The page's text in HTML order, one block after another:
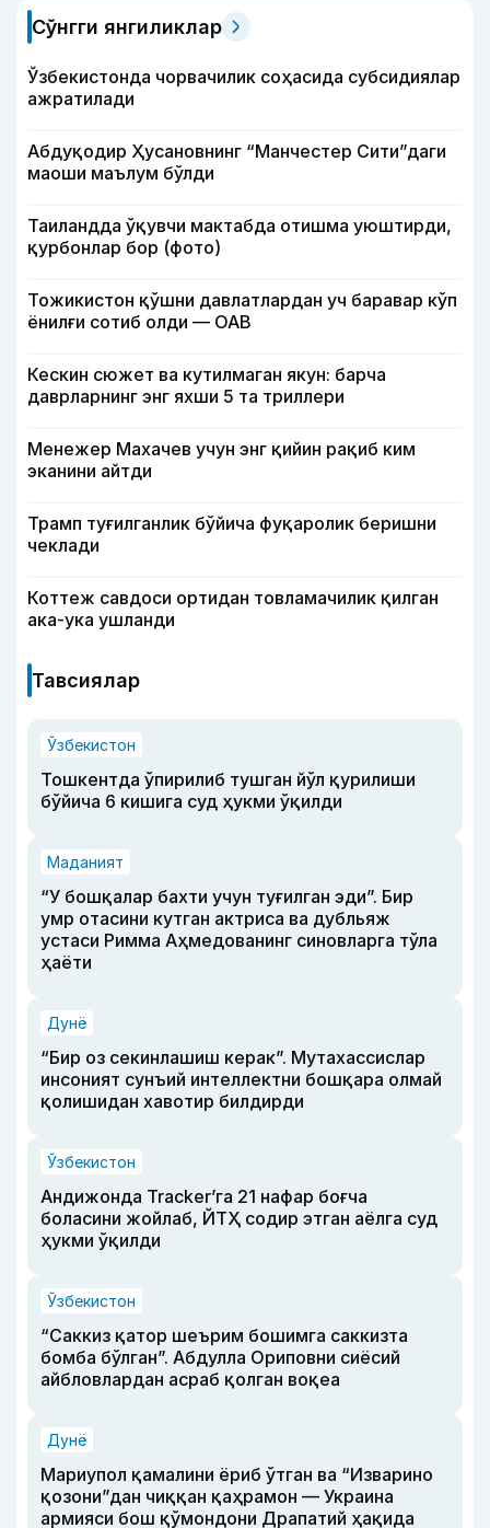
Сўнгги янгиликлар
Ўзбекистонда чорвачилик соҳасида субсидиялар
ажратилади
Абдуқодир Ҳусановнинг “Манчестер Сити”даги
маоши маълум бўлди
Таиландда ўқувчи мактабда отишма уюштирди,
қурбонлар бор (фото)
Тожикистон қўшни давлатлардан уч баравар кўп
ёнилғи сотиб олди — ОАВ
Кескин сюжет ва кутилмаган якун: барча
даврларнинг энг яхши 5 та триллери
Менежер Махачев учун энг қийин рақиб ким
эканини айтди
Трамп туғилганлик бўйича фуқаролик беришни
чеклади
Коттеж савдоси ортидан товламачилик қилган
ака-ука ушланди
Тавсиялар
Ўзбекистон
Тошкентда ўпирилиб тушган йўл қурилиши
бўйича 6 кишига суд ҳукми ўқилди
Маданият
“У бошқалар бахти учун туғилган эди”. Бир
умр отасини кутган актриса ва дубльяж
устаси Римма Аҳмедованинг синовларга тўла
ҳаёти
Дунё
“Бир оз секинлашиш керак”. Мутахассислар
инсоният сунъий интеллектни бошқара олмай
қолишидан хавотир билдирди
Ўзбекистон
Андижонда Tracker’га 21 нафар боғча
боласини жойлаб, ЙТҲ содир этган аёлга суд
ҳукми ўқилди
Ўзбекистон
“Саккиз қатор шеърим бошимга саккизта
бомба бўлган”. Абдулла Ориповни сиёсий
айбловлардан асраб қолган воқеа
Дунё
Мариупол қамалини ёриб ўтган ва “Изварино
қозони”дан чиққан қаҳрамон — Украина
армияси бош қўмондони Драпатий ҳақида